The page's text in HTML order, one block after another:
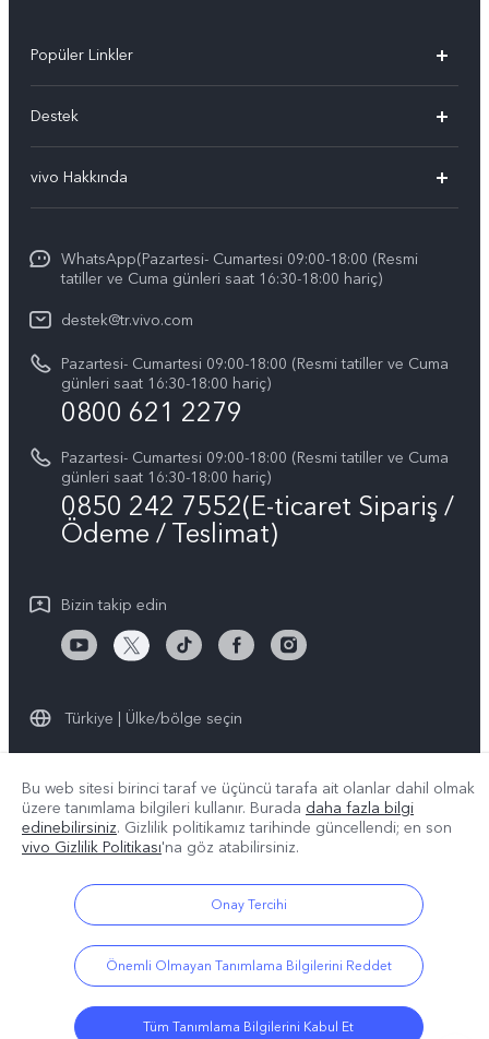
Popüler Linkler
vivo V60 5G
vivo X200 FE
Tüm Modeller
Destek
IMEI kimlik doğrulaması
Yedek Parçaların Fiyatı
Başlangıç ve Kullanım ​​Kılavuzu
Garanti Politikamız
Müşteri Hizmetleri Gizlilik Beyanı
vivo Hakkında
vivo'da Kariyer
Basın
Yasal Bildirimler
Hakkımızda
vivo Gizlilik Merkezi
WhatsApp(Pazartesi- Cumartesi 09:00-18:00 (Resmi
tatiller ve Cuma günleri saat 16:30-18:00 hariç)
destek@tr.vivo.com
Pazartesi- Cumartesi 09:00-18:00 (Resmi tatiller ve Cuma
günleri saat 16:30-18:00 hariç)
0800 621 2279
Pazartesi- Cumartesi 09:00-18:00 (Resmi tatiller ve Cuma
günleri saat 16:30-18:00 hariç)
0850 242 7552(E-ticaret Sipariş /
Ödeme / Teslimat)
Bizin takip edin
Türkiye | Ülke/bölge seçin
© 2026 vivo Mobile Communication Co., Ltd. Tüm hakları saklıdır.
Gizlilik Politikası
| Çerez Politikası Gizlilik Desteği |
Tanımlama Bilgisi Ayarları
Bu web sitesi birinci taraf ve üçüncü tarafa ait olanlar dahil olmak
üzere tanımlama bilgileri kullanır. Burada daha fazla bilgi
edinebilirsiniz. Gizlilik politikamıztarihinde güncellendi; en son
vivo Gizlilik Politikası'na göz atabilirsiniz.
Onay Tercihi
Önemli Olmayan Tanımlama Bilgilerini Reddet
Tüm Tanımlama Bilgilerini Kabul Et